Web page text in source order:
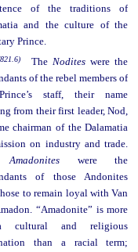
of the traditions of
and the culture of the
Prince.
The Noditeswere the
of the rebel members of
staff, their name
from their first leader, Nod,
chairman of the Dalamatia
on industry and trade.
Amadoniteswere the
of those Andonites
to remain loyal with Van
“Amadonite” is more
and religious
than a racial term;